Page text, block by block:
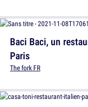
Baci Baci, un
Paris
The fork FR